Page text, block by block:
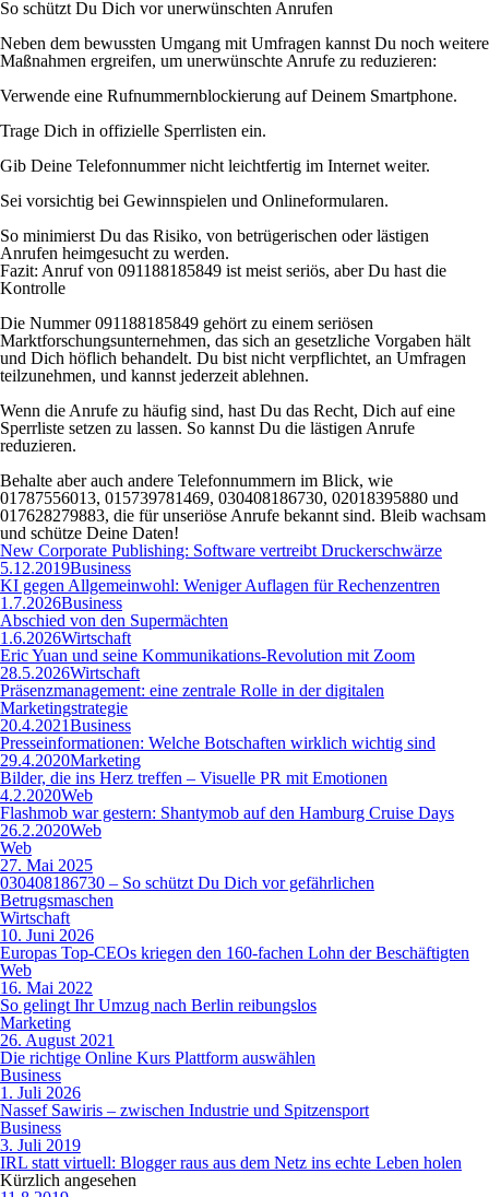
So schützt Du Dich vor unerwünschten Anrufen
Neben dem bewussten Umgang mit Umfragen kannst Du noch weitere
Maßnahmen ergreifen, um unerwünschte Anrufe zu reduzieren:
Verwende eine Rufnummernblockierung auf Deinem Smartphone.
Trage Dich in offizielle Sperrlisten ein.
Gib Deine Telefonnummer nicht leichtfertig im Internet weiter.
Sei vorsichtig bei Gewinnspielen und Onlineformularen.
So minimierst Du das Risiko, von betrügerischen oder lästigen
Anrufen heimgesucht zu werden.
Fazit: Anruf von 091188185849 ist meist seriös, aber Du hast die
Kontrolle
Die Nummer 091188185849 gehört zu einem seriösen
Marktforschungsunternehmen, das sich an gesetzliche Vorgaben hält
und Dich höflich behandelt. Du bist nicht verpflichtet, an Umfragen
teilzunehmen, und kannst jederzeit ablehnen.
Wenn die Anrufe zu häufig sind, hast Du das Recht, Dich auf eine
Sperrliste setzen zu lassen. So kannst Du die lästigen Anrufe
reduzieren.
Behalte aber auch andere Telefonnummern im Blick, wie
01787556013, 015739781469, 030408186730, 02018395880 und
017628279883, die für unseriöse Anrufe bekannt sind. Bleib wachsam
und schütze Deine Daten!
New Corporate Publishing: Software vertreibt Druckerschwärze
5.12.2019Business
KI gegen Allgemeinwohl: Weniger Auflagen für Rechenzentren
1.7.2026Business
Abschied von den Supermächten
1.6.2026Wirtschaft
Eric Yuan und seine Kommunikations-Revolution mit Zoom
28.5.2026Wirtschaft
Präsenzmanagement: eine zentrale Rolle in der digitalen
Marketingstrategie
20.4.2021Business
Presseinformationen: Welche Botschaften wirklich wichtig sind
29.4.2020Marketing
Bilder, die ins Herz treffen – Visuelle PR mit Emotionen
4.2.2020Web
Flashmob war gestern: Shantymob auf den Hamburg Cruise Days
26.2.2020Web
Web
27. Mai 2025
030408186730 – So schützt Du Dich vor gefährlichen
Betrugsmaschen
Wirtschaft
10. Juni 2026
Europas Top-CEOs kriegen den 160-fachen Lohn der Beschäftigten
Web
16. Mai 2022
So gelingt Ihr Umzug nach Berlin reibungslos
Marketing
26. August 2021
Die richtige Online Kurs Plattform auswählen
Business
1. Juli 2026
Nassef Sawiris – zwischen Industrie und Spitzensport
Business
3. Juli 2019
IRL statt virtuell: Blogger raus aus dem Netz ins echte Leben holen
Kürzlich angesehen